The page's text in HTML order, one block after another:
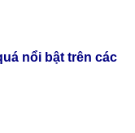
nổi bật trên các